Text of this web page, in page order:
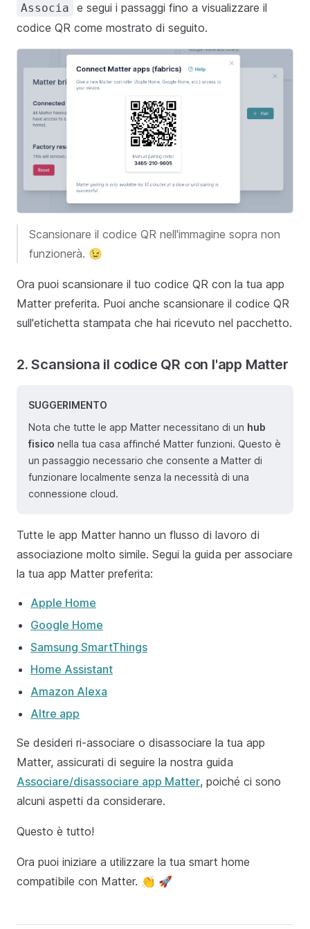
Associa
e segui i passaggi fino a visualizzare il
codice QR come mostrato di seguito.
Scansionare il codice QR nell'immagine sopra non
funzionerà. 😉
Ora puoi scansionare il tuo codice QR con la tua app
Matter preferita. Puoi anche scansionare il codice QR
sull'etichetta stampata che hai ricevuto nel pacchetto.
2. Scansiona il codice QR con l'app Matter
SUGGERIMENTO
Nota che tutte le app Matter necessitano di un hub
fisico nella tua casa affinché Matter funzioni. Questo è
un passaggio necessario che consente a Matter di
funzionare localmente senza la necessità di una
connessione cloud.
Tutte le app Matter hanno un flusso di lavoro di
associazione molto simile. Segui la guida per associare
la tua app Matter preferita:
Apple Home
Google Home
Samsung SmartThings
Home Assistant
Amazon Alexa
Altre app
Se desideri ri-associare o disassociare la tua app
Matter, assicurati di seguire la nostra guida
Associare/disassociare app Matter, poiché ci sono
alcuni aspetti da considerare.
Questo è tutto!
Ora puoi iniziare a utilizzare la tua smart home
compatibile con Matter. 👏 🚀